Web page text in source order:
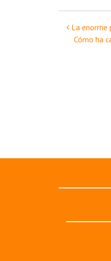
La enorme
Cómo ha